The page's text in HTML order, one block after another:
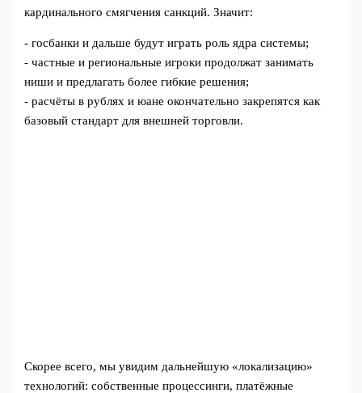
кардинального смягчения санкций. Значит:
- госбанки и дальше будут играть роль ядра системы;
- частные и региональные игроки продолжат занимать
ниши и предлагать более гибкие решения;
- расчёты в рублях и юане окончательно закрепятся как
базовый стандарт для внешней торговли.
Скорее всего, мы увидим дальнейшую «локализацию»
технологий: собственные процессинги, платёжные